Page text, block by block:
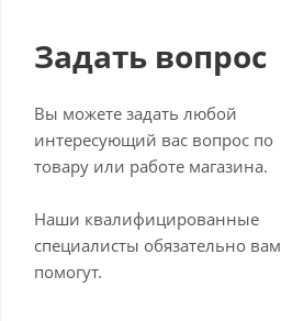
Задать вопрос
Вы можете задать любой
интересующий вас вопрос по
товару или работе магазина.
Наши квалифицированные
специалисты обязательно вам
помогут.